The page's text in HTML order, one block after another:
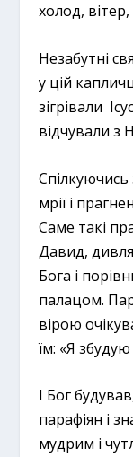
холод,
Незабутні
у цій
зігрівали
відчували з
Спілкуючись
мрії і
Саме такі
Давид,
Бога і
палацом.
вірою
їм: «Я збудую
І Бог
парафіян і
мудрим і